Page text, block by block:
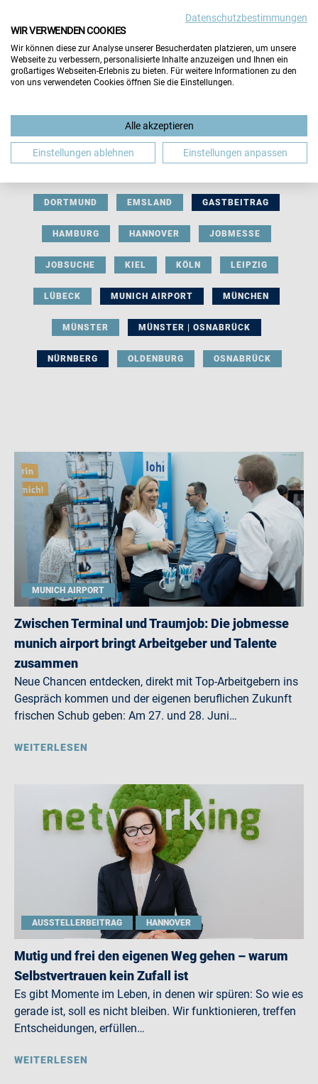
BERUFLICHE ORIENTIERUNG BEWERBUNG
DORTMUND EMSLAND GASTBEITRAG
HAMBURG HANNOVER JOBMESSE
JOBSUCHE KIEL KÖLN LEIPZIG
LÜBECK MUNICH AIRPORT MÜNCHEN
MÜNSTER MÜNSTER | OSNABRÜCK
NÜRNBERG OLDENBURG OSNABRÜCK
MUNICH AIRPORT
Zwischen Terminal und Traumjob: Die jobmesse
munich airport bringt Arbeitgeber und Talente
zusammen
Neue Chancen entdecken, direkt mit Top-Arbeitgebern ins
Gespräch kommen und der eigenen beruflichen Zukunft
frischen Schub geben: Am 27. und 28. Juni…
WEITERLESEN
AUSSTELLERBEITRAG HANNOVER
Mutig und frei den eigenen Weg gehen – warum
Selbstvertrauen kein Zufall ist
Es gibt Momente im Leben, in denen wir spüren: So wie es
gerade ist, soll es nicht bleiben. Wir funktionieren, treffen
Entscheidungen, erfüllen…
WEITERLESEN
Datenschutzbestimmungen
WIR VERWENDEN COOKIES
Wir können diese zur Analyse unserer Besucherdaten platzieren, um unsere
Webseite zu verbessern, personalisierte Inhalte anzuzeigen und Ihnen ein
großartiges Webseiten-Erlebnis zu bieten. Für weitere Informationen zu den
von uns verwendeten Cookies öffnen Sie die Einstellungen.
Alle akzeptieren
Einstellungen ablehnen Einstellungen anpassen